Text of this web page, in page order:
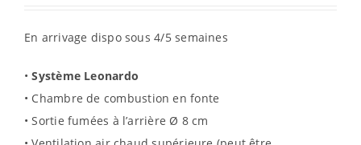
2250,00 €
En arrivage dispo sous 4/5 semaines
•Système Leonardo
• Chambre de combustion en fonte
• Sortie fumées à l’arrière Ø 8 cm